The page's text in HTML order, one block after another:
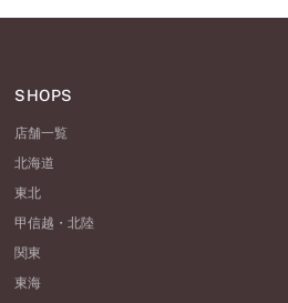
SHOPS
店舗一覧
北海道
東北
甲信越・北陸
関東
東海